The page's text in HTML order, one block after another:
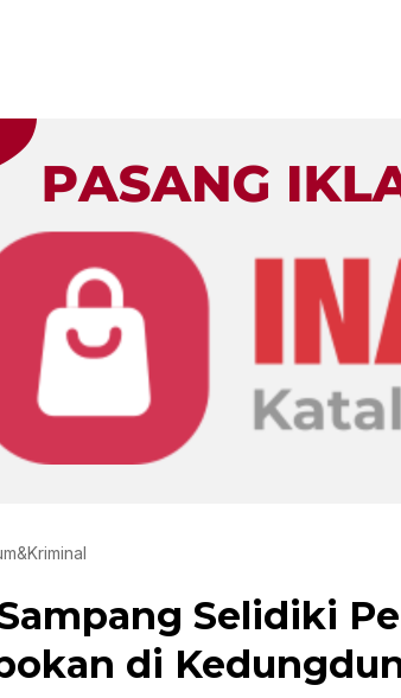
Selidiki
di